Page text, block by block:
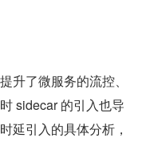
升了微服务的流控、
sidecar 的引入也导
延引入的具体分析，